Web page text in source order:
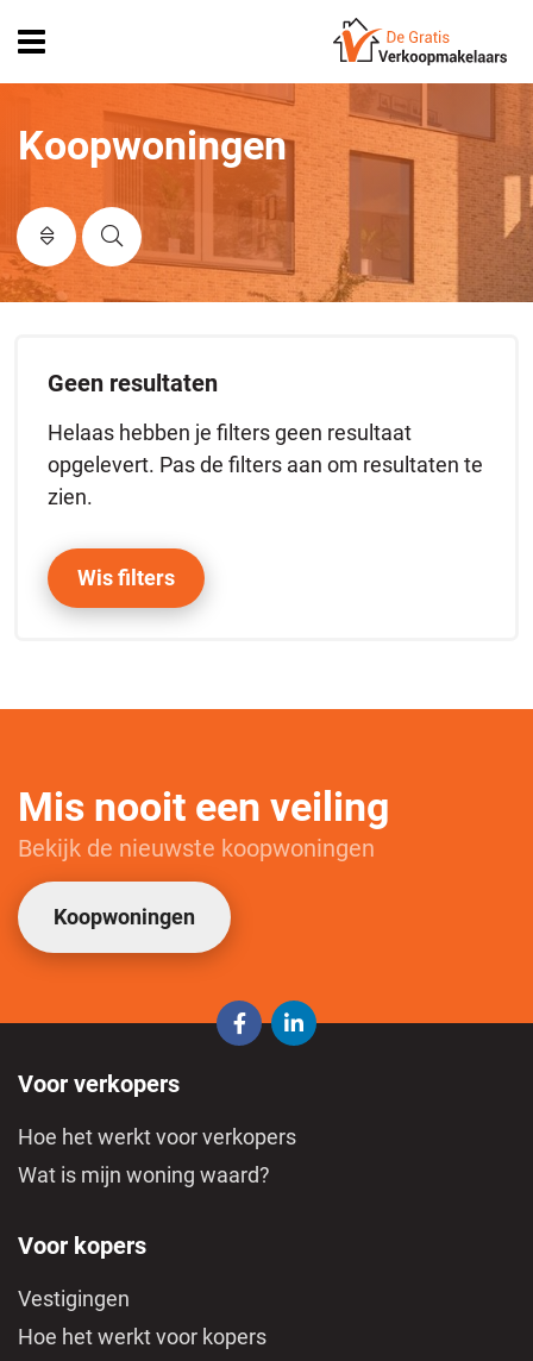
Open
menu
Koopwoningen
Geen resultaten
Helaas hebben je filters geen resultaat
opgelevert. Pas de filters aan om resultaten te
zien.
Wis filters
Mis nooit een veiling
Bekijk de nieuwste koopwoningen
Koopwoningen
Voor verkopers
Hoe het werkt voor verkopers
Wat is mijn woning waard?
Voor kopers
Vestigingen
Hoe het werkt voor kopers